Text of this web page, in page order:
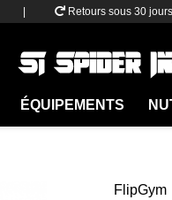
Retours sous 30 jours
ÉQUIPEMENTS
FlipGym